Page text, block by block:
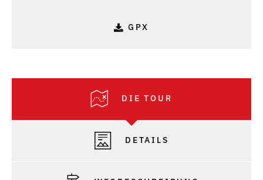
GPX
DIE TOUR
DETAILS